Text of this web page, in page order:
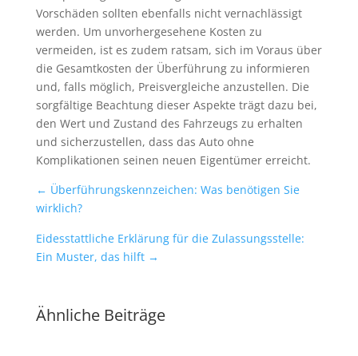
Vorschäden sollten ebenfalls nicht vernachlässigt
werden. Um unvorhergesehene Kosten zu
vermeiden, ist es zudem ratsam, sich im Voraus über
die Gesamtkosten der Überführung zu informieren
und, falls möglich, Preisvergleiche anzustellen. Die
sorgfältige Beachtung dieser Aspekte trägt dazu bei,
den Wert und Zustand des Fahrzeugs zu erhalten
und sicherzustellen, dass das Auto ohne
Komplikationen seinen neuen Eigentümer erreicht.
← Überführungskennzeichen: Was benötigen Sie
wirklich?
Eidesstattliche Erklärung für die Zulassungsstelle:
Ein Muster, das hilft→
Ähnliche Beiträge